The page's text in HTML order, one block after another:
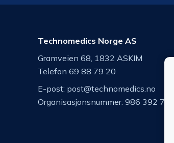
Technomedics Norge AS
Gramveien 68, 1832 ASKIM
Telefon 69 88 79 20
E-post: post@technomedics.no
Organisasjonsnummer: 986 392 742